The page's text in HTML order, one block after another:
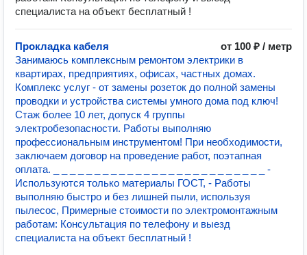
специалиста на объект бесплатный !
Прокладка кабеля
от 100 ₽ / метр
Занимаюсь комплексным ремонтом электрики в
квартирах, предприятиях, офисах, частных домах.
Комплекс услуг - от замены розеток до полной замены
проводки и устройства системы умного дома под ключ!
Стаж более 10 лет, допуск 4 группы
электробезопасности. Работы выполняю
профессиональным инструментом! При необходимости,
заключаем договор на проведение работ, поэтапная
оплата. _ _ _ _ _ _ _ _ _ _ _ _ _ _ _ _ _ _ _ _ _ _ _ _ _ _ -
Используются только материалы ГОСТ, - Работы
выполняю быстро и без лишней пыли, используя
пылесос, Примерные стоимости по электромонтажным
работам: Консультация по телефону и выезд
специалиста на объект бесплатный !